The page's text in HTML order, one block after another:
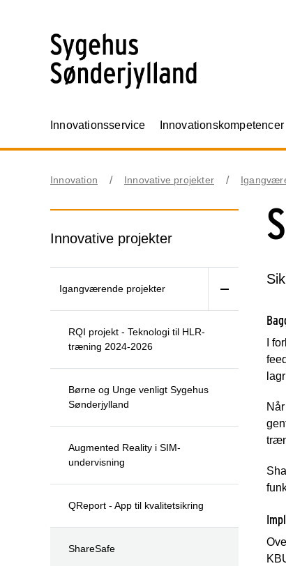
Innovationsservice Innovationskompetencer
Innovation Innovative projekter
Innovative projekter
Igangværende projekter
RQI projekt - Teknologi til HLR-
træning 2024-2026
Børne og Unge venligt Sygehus
Sønderjylland
Augmented Reality i SIM-
undervisning
QReport - App til kvalitetsikring
ShareSafe
I